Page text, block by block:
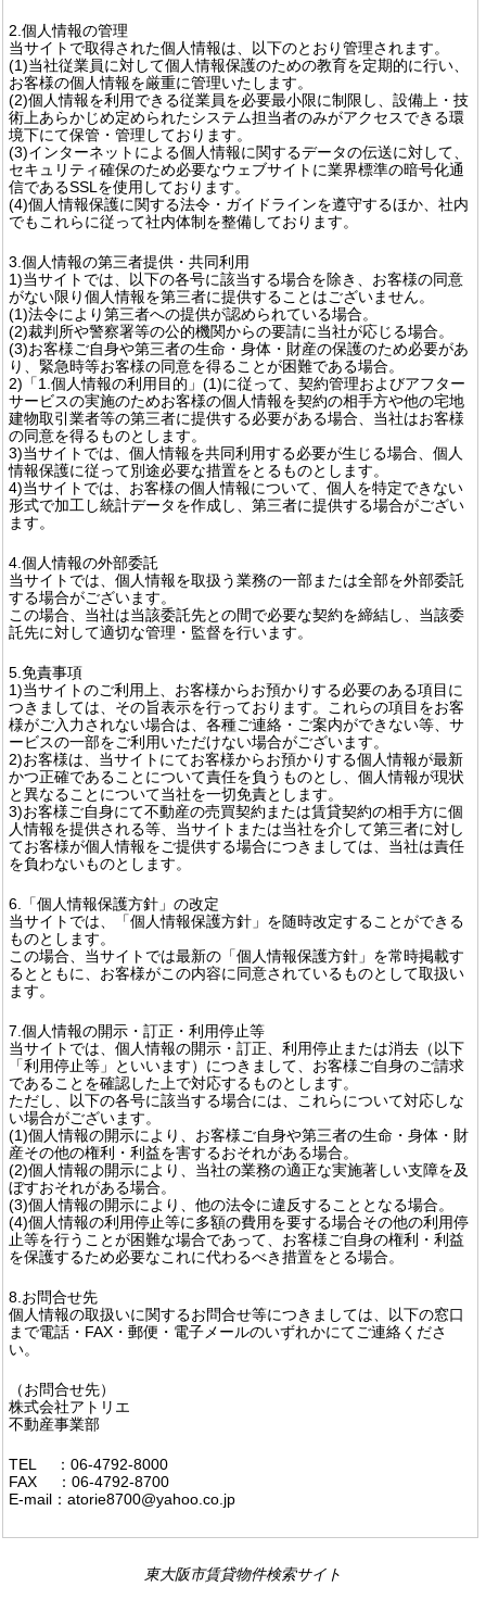
2.個人情報の管理
当サイトで取得された個人情報は、以下のとおり管理されます。
(1)当社従業員に対して個人情報保護のための教育を定期的に行い、
お客様の個人情報を厳重に管理いたします。
(2)個人情報を利用できる従業員を必要最小限に制限し、設備上・技
術上あらかじめ定められたシステム担当者のみがアクセスできる環
境下にて保管・管理しております。
(3)インターネットによる個人情報に関するデータの伝送に対して、
セキュリティ確保のため必要なウェブサイトに業界標準の暗号化通
信であるSSLを使用しております。
(4)個人情報保護に関する法令・ガイドラインを遵守するほか、社内
でもこれらに従って社内体制を整備しております。
3.個人情報の第三者提供・共同利用
1)当サイトでは、以下の各号に該当する場合を除き、お客様の同意
がない限り個人情報を第三者に提供することはございません。
(1)法令により第三者への提供が認められている場合。
(2)裁判所や警察署等の公的機関からの要請に当社が応じる場合。
(3)お客様ご自身や第三者の生命・身体・財産の保護のため必要があ
り、緊急時等お客様の同意を得ることが困難である場合。
2)「1.個人情報の利用目的」(1)に従って、契約管理およびアフター
サービスの実施のためお客様の個人情報を契約の相手方や他の宅地
建物取引業者等の第三者に提供する必要がある場合、当社はお客様
の同意を得るものとします。
3)当サイトでは、個人情報を共同利用する必要が生じる場合、個人
情報保護に従って別途必要な措置をとるものとします。
4)当サイトでは、お客様の個人情報について、個人を特定できない
形式で加工し統計データを作成し、第三者に提供する場合がござい
ます。
4.個人情報の外部委託
当サイトでは、個人情報を取扱う業務の一部または全部を外部委託
する場合がございます。
この場合、当社は当該委託先との間で必要な契約を締結し、当該委
託先に対して適切な管理・監督を行います。
5.免責事項
1)当サイトのご利用上、お客様からお預かりする必要のある項目に
つきましては、その旨表示を行っております。これらの項目をお客
様がご入力されない場合は、各種ご連絡・ご案内ができない等、サ
ービスの一部をご利用いただけない場合がございます。
2)お客様は、当サイトにてお客様からお預かりする個人情報が最新
かつ正確であることについて責任を負うものとし、個人情報が現状
と異なることについて当社を一切免責とします。
3)お客様ご自身にて不動産の売買契約または賃貸契約の相手方に個
人情報を提供される等、当サイトまたは当社を介して第三者に対し
てお客様が個人情報をご提供する場合につきましては、当社は責任
を負わないものとします。
6.「個人情報保護方針」の改定
当サイトでは、「個人情報保護方針」を随時改定することができる
ものとします。
この場合、当サイトでは最新の「個人情報保護方針」を常時掲載す
るとともに、お客様がこの内容に同意されているものとして取扱い
ます。
7.個人情報の開示・訂正・利用停止等
当サイトでは、個人情報の開示・訂正、利用停止または消去（以下
「利用停止等」といいます）につきまして、お客様ご自身のご請求
であることを確認した上で対応するものとします。
ただし、以下の各号に該当する場合には、これらについて対応しな
い場合がございます。
(1)個人情報の開示により、お客様ご自身や第三者の生命・身体・財
産その他の権利・利益を害するおそれがある場合。
(2)個人情報の開示により、当社の業務の適正な実施著しい支障を及
ぼすおそれがある場合。
(3)個人情報の開示により、他の法令に違反することとなる場合。
(4)個人情報の利用停止等に多額の費用を要する場合その他の利用停
止等を行うことが困難な場合であって、お客様ご自身の権利・利益
を保護するため必要なこれに代わるべき措置をとる場合。
8.お問合せ先
個人情報の取扱いに関するお問合せ等につきましては、以下の窓口
まで電話・FAX・郵便・電子メールのいずれかにてご連絡くださ
い。
（お問合せ先）
株式会社アトリエ
不動産事業部
TEL ：06-4792-8000
FAX ：06-4792-8700
E-mail：atorie8700@yahoo.co.jp
東大阪市賃貸物件検索サイト